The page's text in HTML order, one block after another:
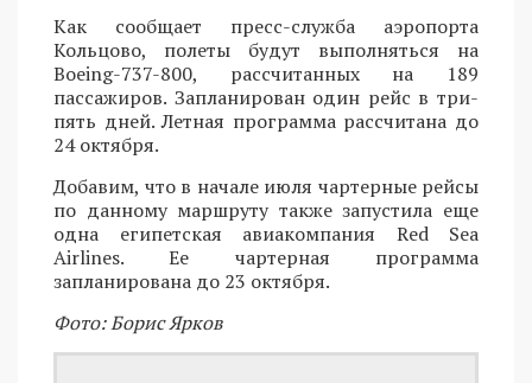
Как сообщает пресс-служба аэропорта
Кольцово, полеты будут выполняться на
Boeing-737-800, рассчитанных на 189
пассажиров. Запланирован один рейс в три-
пять дней. Летная программа рассчитана до
24 октября.
Добавим, что в начале июля чартерные рейсы
по данному маршруту также запустила еще
одна египетская авиакомпания Red Sea
Airlines. Ее чартерная программа
запланирована до 23 октября.
Фото: Борис Ярков